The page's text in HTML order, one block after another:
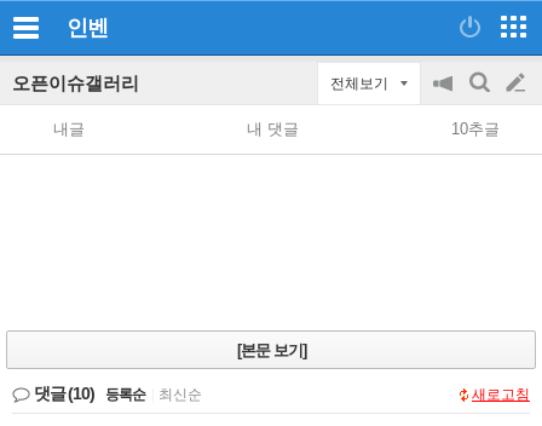
인벤
오픈이슈갤러리 전체보기
공
지
on/off
검
색
글
쓰
내글 내 댓글 10추글
[본문 보기]
댓글(10) 등록순 최신순 새로고침